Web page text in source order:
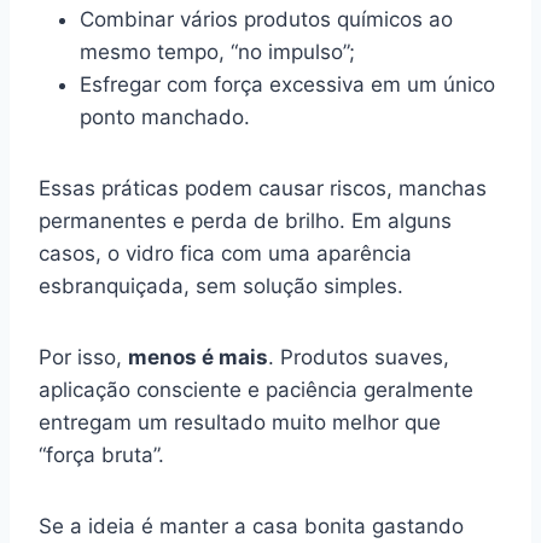
Combinar vários produtos químicos ao
mesmo tempo, “no impulso”;
Esfregar com força excessiva em um único
ponto manchado.
Essas práticas podem causar riscos, manchas
permanentes e perda de brilho. Em alguns
casos, o vidro fica com uma aparência
esbranquiçada, sem solução simples.
Por isso, menos é mais. Produtos suaves,
aplicação consciente e paciência geralmente
entregam um resultado muito melhor que
“força bruta”.
Se a ideia é manter a casa bonita gastando